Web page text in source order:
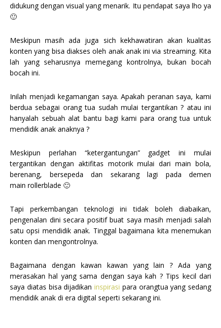
didukung dengan visual yang menarik. Itu pendapat saya lho ya
🙂
Meskipun masih ada juga sich kekhawatiran akan kualitas
konten yang bisa diakses oleh anak anak ini via streaming. Kita
lah yang seharusnya memegang kontrolnya, bukan bocah
bocah ini.
Inilah menjadi kegamangan saya. Apakah peranan saya, kami
berdua sebagai orang tua sudah mulai tergantikan ? atau ini
hanyalah sebuah alat bantu bagi kami para orang tua untuk
mendidik anak anaknya ?
Meskipun perlahan “ketergantungan” gadget ini mulai
tergantikan dengan aktifitas motorik mulai dari main bola,
berenang, bersepeda dan sekarang lagi pada demen
main rollerblade 🙂
Tapi perkembangan teknologi ini tidak boleh diabaikan,
pengenalan dini secara positif buat saya masih menjadi salah
satu opsi mendidik anak. Tinggal bagaimana kita menemukan
konten dan mengontrolnya.
Bagaimana dengan kawan kawan yang lain ? Ada yang
merasakan hal yang sama dengan saya kah ? Tips kecil dari
saya diatas bisa dijadikan inspirasi para orangtua yang sedang
mendidik anak di era digital seperti sekarang ini.